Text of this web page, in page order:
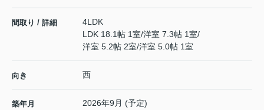
間取り / 詳細
4LDK
LDK 18.1帖 1室/洋室 7.3帖 1室/
洋室 5.2帖 2室/洋室 5.0帖 1室
向き 西
築年月 2026年9月 (予定)